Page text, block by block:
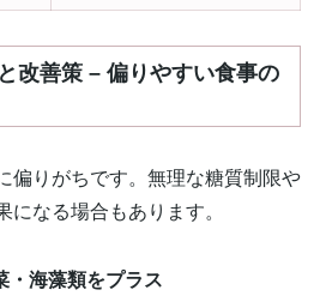
改善策 – 偏りやすい食事の
偏りがちです。無理な糖質制限や
になる場合もあります。
・海藻類をプラス